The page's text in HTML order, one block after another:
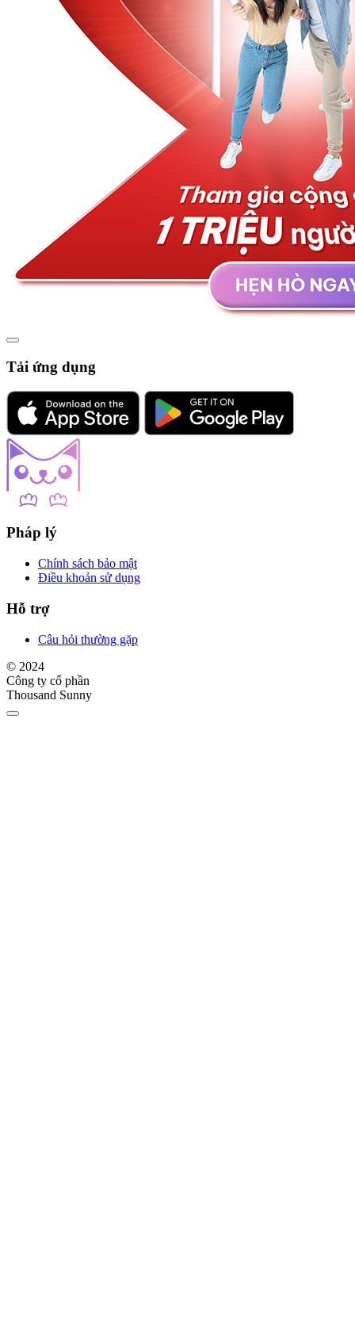
Tải ứng dụng
Pháp lý
Chính sách bảo mật
Điều khoản sử dụng
Hỗ trợ
Câu hỏi thường gặp
© 2024
Công ty cổ phần
Thousand Sunny